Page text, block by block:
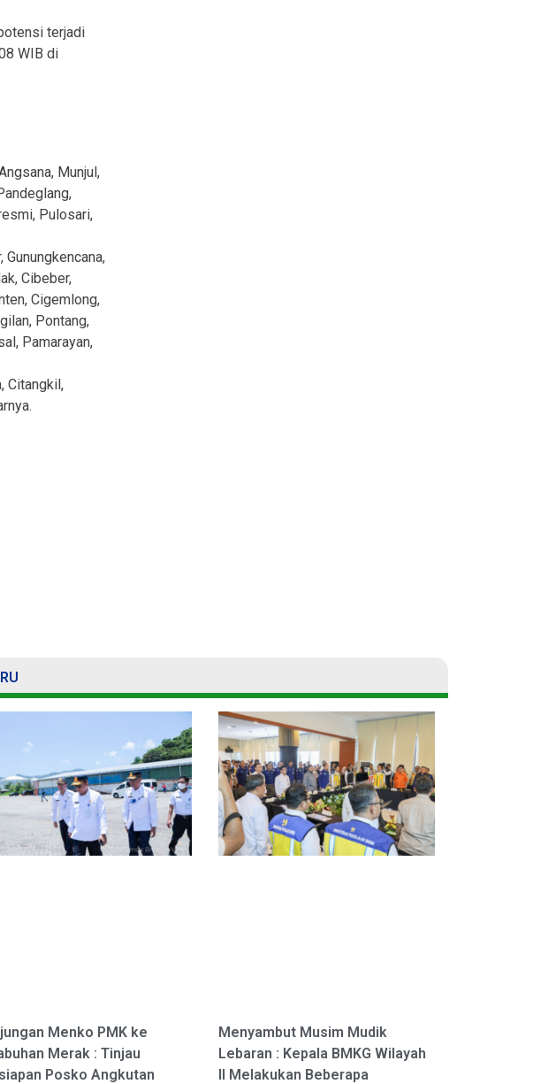
terjadi
WIB di
Munjul,
Pulosari,
Cibeber,
Cigemlong,
Pontang,
Pamarayan,
Citangkil,
Menko PMK ke
Merak : Tinjau
Posko Angkutan
Menyambut Musim Mudik
Lebaran : Kepala BMKG Wilayah
II Melakukan Beberapa